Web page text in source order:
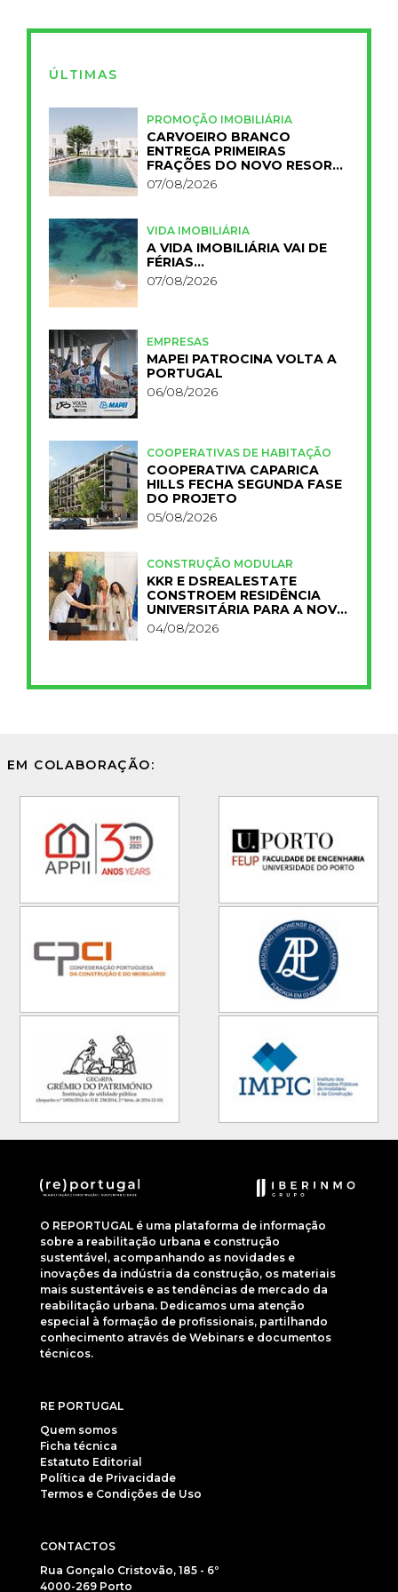
ÚLTIMAS
PROMOÇÃO IMOBILIÁRIA
CARVOEIRO BRANCO
ENTREGA PRIMEIRAS
FRAÇÕES DO NOVO RESORT
PRIMELIFE
07/08/2026
VIDA IMOBILIÁRIA
A VIDA IMOBILIÁRIA VAI DE
FÉRIAS…
07/08/2026
EMPRESAS
MAPEI PATROCINA VOLTA A
PORTUGAL
06/08/2026
COOPERATIVAS DE HABITAÇÃO
COOPERATIVA CAPARICA
HILLS FECHA SEGUNDA FASE
DO PROJETO
05/08/2026
CONSTRUÇÃO MODULAR
KKR E DSREALESTATE
CONSTROEM RESIDÊNCIA
UNIVERSITÁRIA PARA A NOVA
FCT
04/08/2026
EM COLABORAÇÃO:
O REPORTUGAL é uma plataforma de informação
sobre a reabilitação urbana e construção
sustentável, acompanhando as novidades e
inovações da indústria da construção, os materiais
mais sustentáveis e as tendências de mercado da
reabilitação urbana. Dedicamos uma atenção
especial à formação de profissionais, partilhando
conhecimento através de Webinars e documentos
técnicos.
RE PORTUGAL
Quem somos
Ficha técnica
Estatuto Editorial
Política de Privacidade
Termos e Condições de Uso
CONTACTOS
Rua Gonçalo Cristovão, 185 - 6º
4000-269 Porto